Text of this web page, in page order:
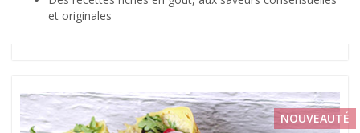
et originales
NOUVEAUTÉ